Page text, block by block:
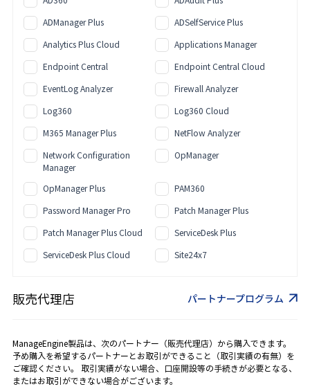
ADManager Plus
ADSelfService Plus
Analytics Plus Cloud
Applications Manager
Endpoint Central
Endpoint Central Cloud
EventLog Analyzer
Firewall Analyzer
Log360
Log360 Cloud
M365 Manager Plus
NetFlow Analyzer
Network Configuration
Manager
OpManager
OpManager Plus
PAM360
Password Manager Pro
Patch Manager Plus
Patch Manager Plus Cloud
ServiceDesk Plus
ServiceDesk Plus Cloud
Site24x7
販売代理店 パートナープログラム
ManageEngine製品は、次のパートナー（販売代理店）から購入できます。
予め購入を希望するパートナーとお取引ができること（取引実績の有無）を
ご確認ください。 取引実績がない場合、口座開設等の手続きが必要となる、
またはお取引ができない場合がございます。